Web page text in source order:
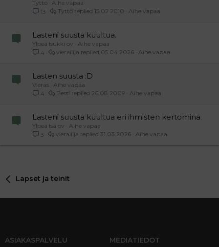
Tyttö Aihe vapaa
13
Aihe vapaa
15.02.2010
Tyttö
Lasteni suusta kuultua.
Ylpeä Isukki ov
Aihe vapaa
4
Aihe vapaa
05.04.2026
vierailija
Lasten suusta :D
Vieras Aihe vapaa
4
Aihe vapaa
26.08.2009
Pessi
Lasteni suusta kuultua eri ihmisten kertomina.
Ylpeä Isä ov
Aihe vapaa
3
Aihe vapaa
31.03.2026
vierailija
Lapset ja teinit
ASIAKASPALVELU MEDIATIEDOT